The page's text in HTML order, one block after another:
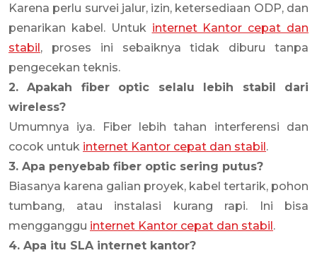
Karena perlu survei jalur, izin, ketersediaan ODP, dan
penarikan kabel. Untuk internet Kantor cepat dan
stabil, proses ini sebaiknya tidak diburu tanpa
pengecekan teknis.
2. Apakah fiber optic selalu lebih stabil dari
wireless?
Umumnya iya. Fiber lebih tahan interferensi dan
cocok untuk internet Kantor cepat dan stabil.
3. Apa penyebab fiber optic sering putus?
Biasanya karena galian proyek, kabel tertarik, pohon
tumbang, atau instalasi kurang rapi. Ini bisa
mengganggu internet Kantor cepat dan stabil.
4. Apa itu SLA internet kantor?